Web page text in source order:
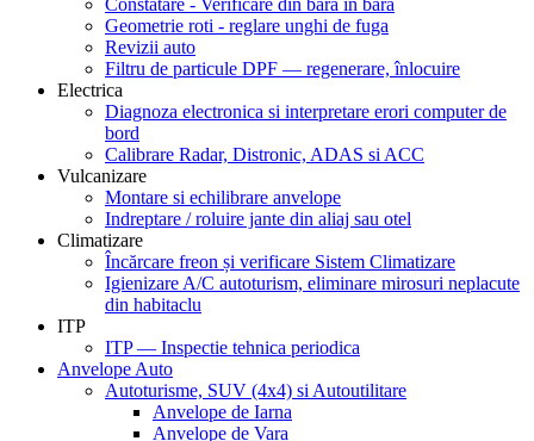
Constatare - Verificare din bara in bara
Geometrie roti - reglare unghi de fuga
Revizii auto
Filtru de particule DPF — regenerare, înlocuire
Electrica
Diagnoza electronica si interpretare erori computer de
bord
Calibrare Radar, Distronic, ADAS si ACC
Vulcanizare
Montare si echilibrare anvelope
Indreptare / roluire jante din aliaj sau otel
Climatizare
Încărcare freon și verificare Sistem Climatizare
Igienizare A/C autoturism, eliminare mirosuri neplacute
din habitaclu
ITP
ITP — Inspectie tehnica periodica
Anvelope Auto
Autoturisme, SUV (4x4) si Autoutilitare
Anvelope de Iarna
Anvelope de Vara